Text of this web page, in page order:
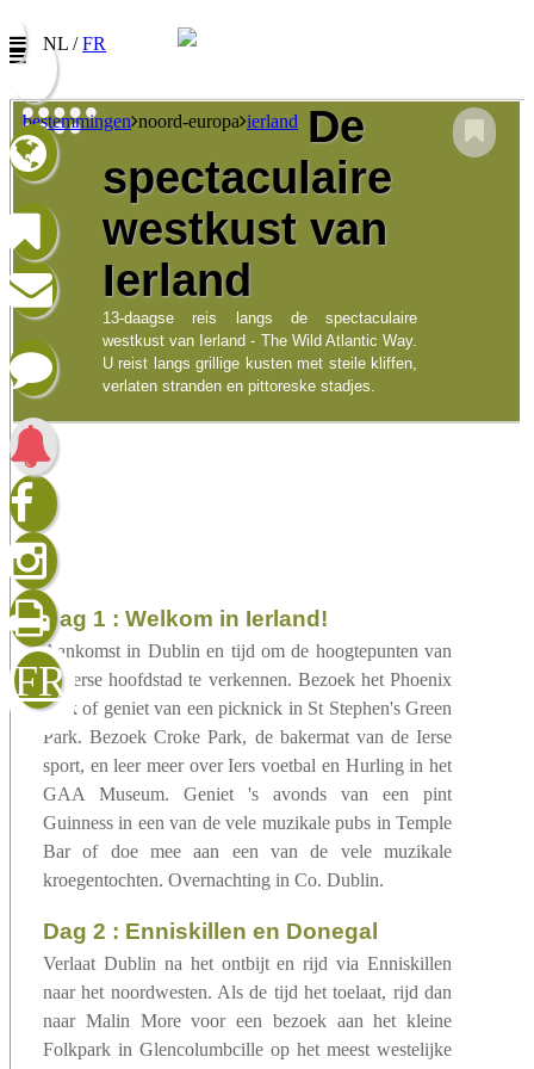
FR
NL /FR
Nieuwsbrief
Vul uw e-mail adres in om onze promoties te
ontvangen
Naam:
E-mail:
Taalkeuze/Langue:
Nederlands
Francophone
sluiten verzenden
bestemmingen noord-europa ierland
De
spectaculaire
westkust van
Ierland
13-daagse reis langs de spectaculaire
westkust van Ierland - The Wild Atlantic Way.
U reist langs grillige kusten met steile kliffen,
verlaten stranden en pittoreske stadjes.
dag 1 : Welkom in Ierland!
Aankomst in Dublin en tijd om de hoogtepunten van
de Ierse hoofdstad te verkennen. Bezoek het Phoenix
Park of geniet van een picknick in St Stephen's Green
Park. Bezoek Croke Park, de bakermat van de Ierse
sport, en leer meer over Iers voetbal en Hurling in het
GAA Museum. Geniet 's avonds van een pint
Guinness in een van de vele muzikale pubs in Temple
Bar of doe mee aan een van de vele muzikale
kroegentochten. Overnachting in Co. Dublin.
dag 2 : Enniskillen en Donegal
Verlaat Dublin na het ontbijt en rijd via Enniskillen
naar het noordwesten. Als de tijd het toelaat, rijd dan
naar Malin More voor een bezoek aan het kleine
Folkpark in Glencolumbcille op het meest westelijke